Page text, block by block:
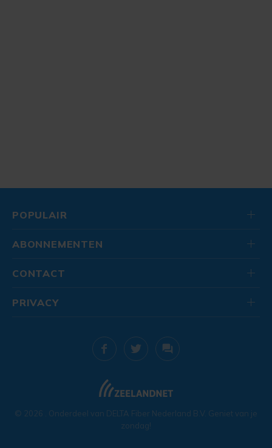
POPULAIR
ABONNEMENTEN
CONTACT
© 2026 . Onderdeel van DELTA Fiber Nederland B.V. Geniet van je
zondag!
PRIVACY